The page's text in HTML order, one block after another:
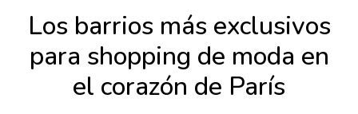
Los barrios más exclusivos
para shopping de moda en
el corazón de París